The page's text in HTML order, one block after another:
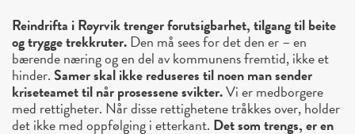
Reindrifta i Røyrvik trenger forutsigbarhet, tilgang til beite
og trygge trekkruter.Den må sees for det den er – en
bærende næring og en del av kommunens fremtid, ikke et
hinder. Samer skal ikke reduseres til noen man sender
kriseteamet til når prosessene svikter.Vi er medborgere
med rettigheter. Når disse rettighetene tråkkes over, holder
det ikke med oppfølging i etterkant. Det som trengs, er en